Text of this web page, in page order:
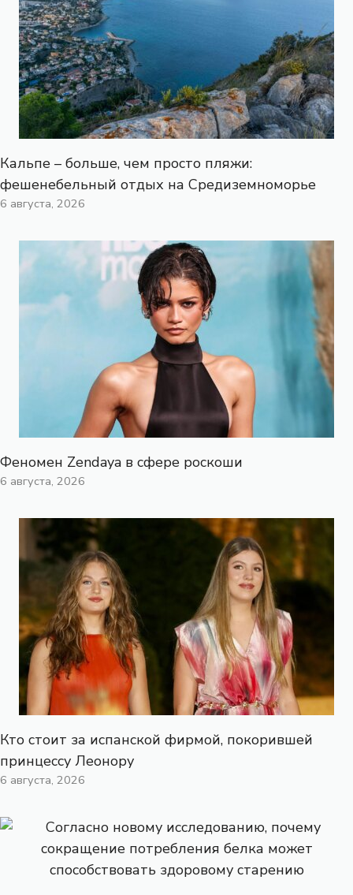
Кальпе – больше, чем просто пляжи:
фешенебельный отдых на Средиземноморье
6 августа, 2026
Феномен Zendaya в сфере роскоши
6 августа, 2026
Кто стоит за испанской фирмой, покорившей
принцессу Леонору
6 августа, 2026